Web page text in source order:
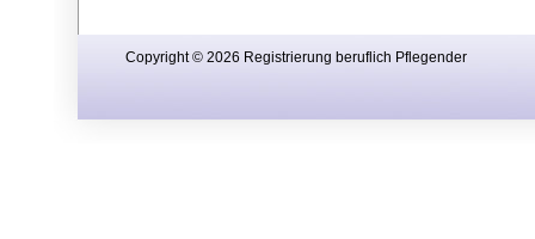
Copyright © 2026 Registrierung beruflich Pflegender